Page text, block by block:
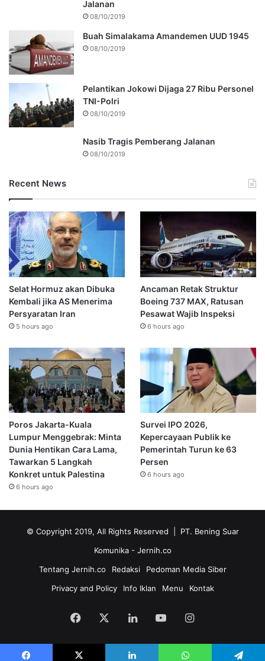
Jalanan
08/10/2019
Buah Simalakama Amandemen UUD 1945
08/10/2019
Pelantikan Jokowi Dijaga 27 Ribu Personel
TNI-Polri
08/10/2019
Nasib Tragis Pemberang Jalanan
08/10/2019
Recent News
Selat Hormuz akan Dibuka
Kembali jika AS Menerima
Persyaratan Iran
5 hours ago
Ancaman Retak Struktur
Boeing 737 MAX, Ratusan
Pesawat Wajib Inspeksi
6 hours ago
Poros Jakarta-Kuala
Lumpur Menggebrak: Minta
Dunia Hentikan Cara Lama,
Tawarkan 5 Langkah
Konkret untuk Palestina
6 hours ago
Survei IPO 2026,
Kepercayaan Publik ke
Pemerintah Turun ke 63
Persen
6 hours ago
© Copyright 2019, All Rights Reserved | PT. Bening Suar
Komunika - Jernih.co
Tentang Jernih.co
Redaksi
Pedoman Media Siber
Privacy and Policy
Info Iklan Menu Kontak
Facebook LinkedInYouTubeInstagram